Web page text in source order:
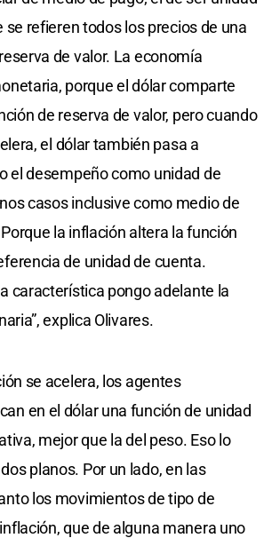
se refieren todos los precios de una
de valor. La economía
porque el dólar comparte
de reserva de valor, pero cuando
el dólar también pasa a
el desempeño como unidad de
casos inclusive como medio de
la inflación altera la función
de unidad de cuenta.
característica pongo adelante la
explica Olivares.
se acelera, los agentes
en el dólar una función de unidad
mejor que la del peso. Eso lo
planos. Por un lado, en las
los movimientos de tipo de
que de alguna manera uno